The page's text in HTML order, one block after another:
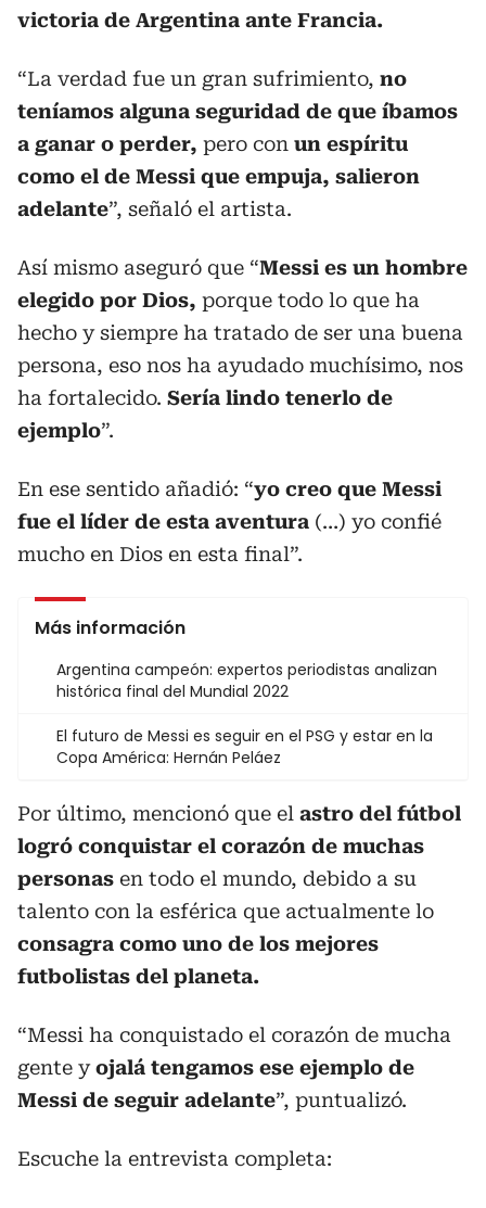
victoria de Argentina ante Francia.
“La verdad fue un gran sufrimiento, no
teníamos alguna seguridad de que íbamos
a ganar o perder, pero con un espíritu
como el de Messi que empuja, salieron
adelante”, señaló el artista.
Así mismo aseguró que “Messi es un hombre
elegido por Dios, porque todo lo que ha
hecho y siempre ha tratado de ser una buena
persona, eso nos ha ayudado muchísimo, nos
ha fortalecido. Sería lindo tenerlo de
ejemplo”.
En ese sentido añadió: “yo creo que Messi
fue el líder de esta aventura (…) yo confié
mucho en Dios en esta final”.
Más información
Argentina campeón: expertos periodistas analizan
histórica final del Mundial 2022
El futuro de Messi es seguir en el PSG y estar en la
Copa América: Hernán Peláez
Por último, mencionó que el astro del fútbol
logró conquistar el corazón de muchas
personas en todo el mundo, debido a su
talento con la esférica que actualmente lo
consagra como uno de los mejores
futbolistas del planeta.
“Messi ha conquistado el corazón de mucha
gente yojalá tengamos ese ejemplo de
Messi de seguir adelante”, puntualizó.
Escuche la entrevista completa: